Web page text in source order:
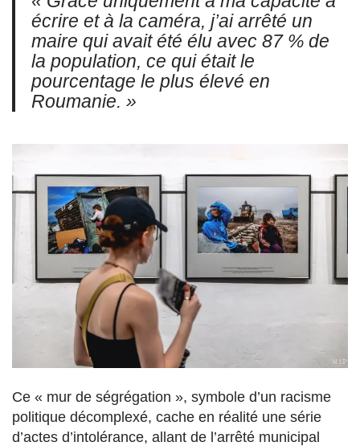
écrire et à la caméra, j’ai arrêté un
maire qui avait été élu avec 87 % de
la population, ce qui était le
pourcentage le plus élevé en
Roumanie. »
Ce « mur de ségrégation », symbole d’un racisme
politique décomplexé, cache en réalité une série
d’actes d’intolérance, allant de l’arrêté municipal